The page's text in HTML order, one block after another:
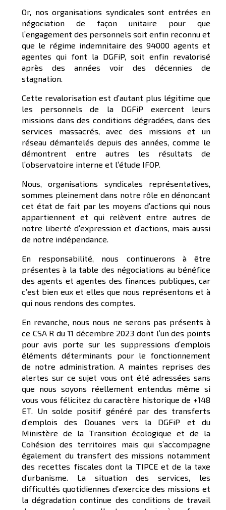
Or, nos organisations syndicales sont entrées en
négociation de façon unitaire pour que
l’engagement des personnels soit enfin reconnu et
que le régime indemnitaire des 94000 agents et
agentes qui font la DGFiP, soit enfin revalorisé
après des années voir des décennies de
stagnation.
Cette revalorisation est d’autant plus légitime que
les personnels de la DGFiP exercent leurs
missions dans des conditions dégradées, dans des
services massacrés, avec des missions et un
réseau démantelés depuis des années, comme le
démontrent entre autres les résultats de
l’observatoire interne et l’étude IFOP.
Nous, organisations syndicales représentatives,
sommes pleinement dans notre rôle en dénoncant
cet état de fait par les moyens d’actions qui nous
appartiennent et qui relèvent entre autres de
notre liberté d’expression et d’actions, mais aussi
de notre indépendance.
En responsabilité, nous continuerons à être
présentes à la table des négociations au bénéfice
des agents et agentes des finances publiques, car
c’est bien eux et elles que nous représentons et à
qui nous rendons des comptes.
En revanche, nous nous ne serons pas présents à
ce CSA R du 11 décembre 2023 dont l’un des points
pour avis porte sur les suppressions d’emplois
éléments déterminants pour le fonctionnement
de notre administration. A maintes reprises des
alertes sur ce sujet vous ont été adressées sans
que nous soyons réellement entendus même si
vous vous félicitez du caractère historique de +148
ET. Un solde positif généré par des transferts
d’emplois des Douanes vers la DGFiP et du
Ministère de la Transition écologique et de la
Cohésion des territoires mais qui s’accompagne
également du transfert des missions notamment
des recettes fiscales dont la TIPCE et de la taxe
d’urbanisme. La situation des services, les
difficultés quotidiennes d’exercice des missions et
la dégradation continue des conditions de travail